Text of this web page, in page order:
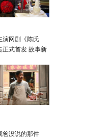
演网剧《陈氏
正式首发 故事新
爸没说的那件